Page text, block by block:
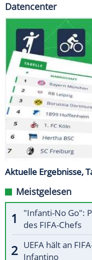
Datencenter
Aktuelle Ergebnisse,
Meistgelesen
"Infanti-No Go":
des FIFA-Chefs
UEFA hält an
Infantino